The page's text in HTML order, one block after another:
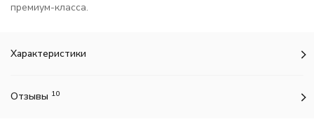
премиум-класса.
Характеристики
Отзывы 10